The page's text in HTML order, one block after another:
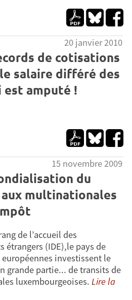
20 janvier 2010
de cotisations
salaire différé des
amputé !
15 novembre 2009
du
multinationales
de l’accueil des
étrangers (IDE),le pays de
européennes investissent le
grande partie... de transits de
luxembourgeoises. Lire la